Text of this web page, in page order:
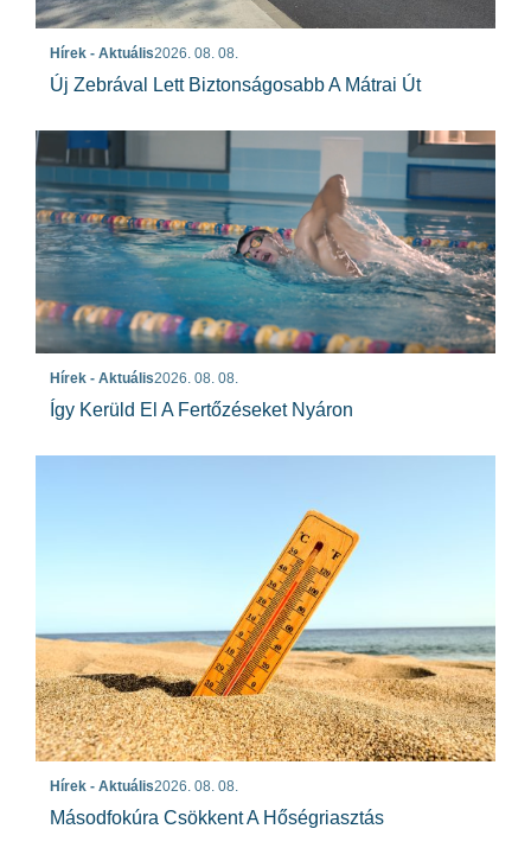
Hírek - Aktuális2026. 08. 08.
Új Zebrával Lett Biztonságosabb A Mátrai Út
Hírek - Aktuális2026. 08. 08.
Így Kerüld El A Fertőzéseket Nyáron
Hírek - Aktuális2026. 08. 08.
Másodfokúra Csökkent A Hőségriasztás